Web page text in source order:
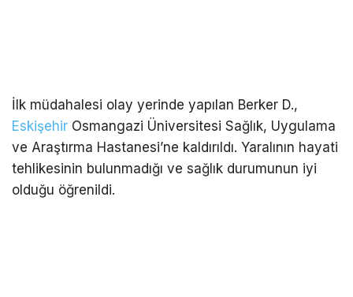
İlk müdahalesi olay yerinde yapılan Berker D.,
Eskişehir Osmangazi Üniversitesi Sağlık, Uygulama
ve Araştırma Hastanesi’ne kaldırıldı. Yaralının hayati
tehlikesinin bulunmadığı ve sağlık durumunun iyi
olduğu öğrenildi.